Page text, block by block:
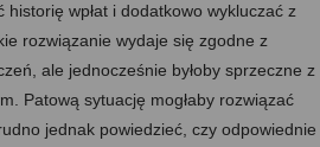
wpłat i dodatkowo wykluczać z
rozwiązanie wydaje się zgodne z
ale jednocześnie byłoby sprzeczne z
Patową sytuację mogłaby rozwiązać
jednak powiedzieć, czy odpowiednie